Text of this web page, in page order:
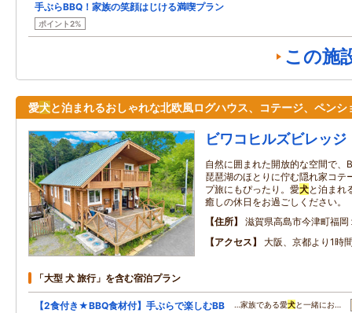
手ぶらBBQ！家族の笑顔はじける満喫プラン
ポイント2%
この施
愛犬と泊まれるおしゃれな北欧風ログハウス、コテージ、ペンシ
ビワコヒルズビレッジ
自然に囲まれた開放的な空間で、
琵琶湖のほとりに佇む隠れ家コテ
プ旅にもぴったり。愛犬と泊まれ
癒しの休日をお過ごしください。
住所
滋賀県高島市今津町福
アクセス
大阪、京都より1時
「大型 犬 旅行」を含む宿泊プラン
【2食付き★BBQ食材付】手ぶらで楽しむBB
…家族である愛犬と一緒にお…